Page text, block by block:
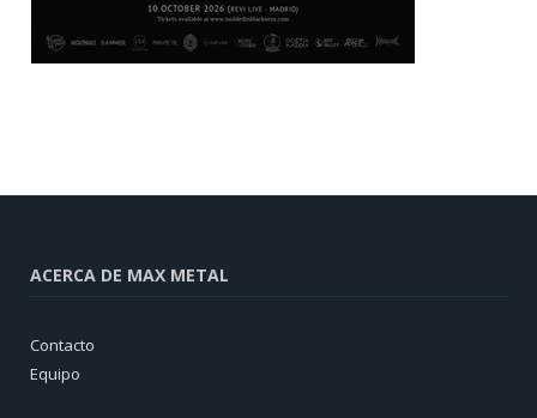
ACERCA DE MAX METAL
Contacto
Equipo